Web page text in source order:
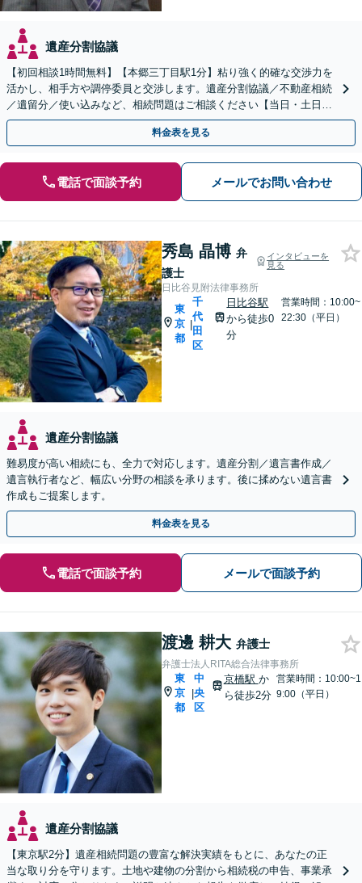
遺産分割協議
【初回相談1時間無料】【本郷三丁目駅1分】粘り強く的確な交渉力を
活かし、相手方や調停委員と交渉します。遺産分割協議／不動産相続
／遺留分／使い込みなど、相続問題はご相談ください【当日・土日対
応可】トラブル前の段階でも相談可。メール24時間受付
料金表を見る
電話で面談予約 メールでお問い合わせ
秀島 晶博 弁
護士
インタビューを
見る
日比谷見附法律事務所
東
京
都
|
千
代
田
区
日比谷駅
から徒歩0
分
営業時間：10:00~
22:30（平日）
遺産分割協議
難易度が高い相続にも、全力で対応します。遺産分割／遺言書作成／
遺言執行者など、幅広い分野の相談を承ります。後に揉めない遺言書
作成もご提案します。
料金表を見る
電話で面談予約 メールで面談予約
渡邊 耕大 弁護士
弁護士法人RITA総合法律事務所
東
京
都
|
中
央
区
京橋駅 か
ら徒歩2分
営業時間：10:00~1
9:00（平日）
遺産分割協議
【東京駅2分】遺産相続問題の豊富な解決実績をもとに、あなたの正
当な取り分を守ります。土地や建物の分割から相続税の申告、事業承